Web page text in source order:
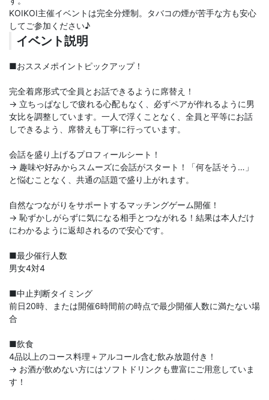
KOIKOI主催イベントは完全分煙制。タバコの煙が苦手な方も安心
してご参加ください♪
イベント説明
■おススメポイントピックアップ！
完全着席形式で全員とお話できるように席替え！
→ 立ちっぱなしで疲れる心配もなく、必ずペアが作れるように男
女比を調整しています。一人で浮くことなく、全員と平等にお話
しできるよう、席替えも丁寧に行っています。
会話を盛り上げるプロフィールシート！
→ 趣味や好みからスムーズに会話がスタート！「何を話そう…」
と悩むことなく、共通の話題で盛り上がれます。
自然なつながりをサポートするマッチングゲーム開催！
→ 恥ずかしがらずに気になる相手とつながれる！結果は本人だけ
にわかるように返却されるので安心です。
■最少催行人数
男女4対4
■中止判断タイミング
前日20時、または開催6時間前の時点で最少開催人数に満たない場
合
■飲食
4品以上のコース料理＋アルコール含む飲み放題付き！
→ お酒が飲めない方にはソフトドリンクも豊富にご用意していま
す！